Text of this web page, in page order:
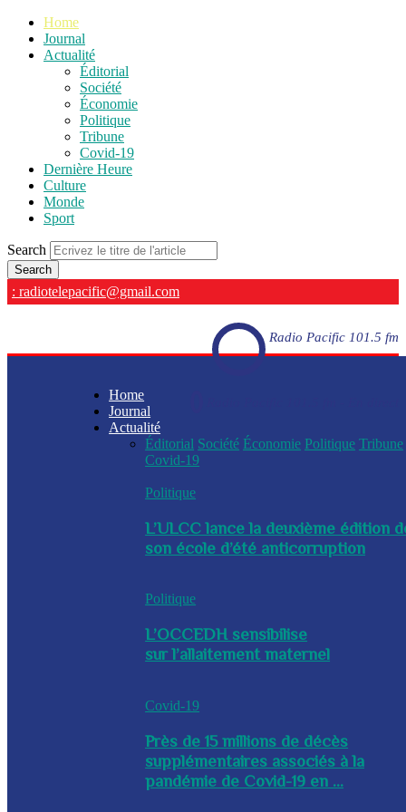
Home
Journal
Actualité
Éditorial
Société
Économie
Politique
Tribune
Covid-19
Dernière Heure
Culture
Monde
Sport
Search
: radiotelepacific@gmail.com
Radio Pacific 101.5 fm
Home
Journal
Actualité
Éditorial Société Économie Politique Tribune
Covid-19
Politique
L’ULCC lance la deuxième édition
son école d’été anticorruption
Politique
L’OCCEDH sensibilise
sur l’allaitement maternel
Covid-19
Près de 15 millions de décès
supplémentaires associés à la
pandémie de Covid-19 en ...